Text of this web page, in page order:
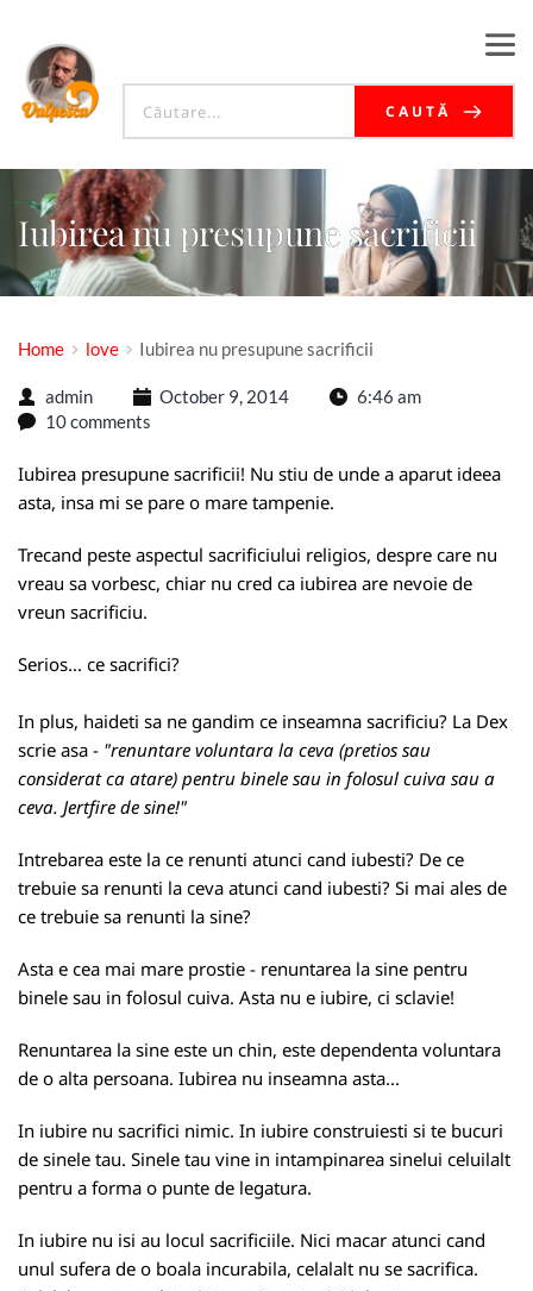
CAUTĂ
Iubirea nu presupune sacrificii
Home love Iubirea nu presupune sacrificii
admin October 9, 2014
6:46 am
10 comments
Iubirea presupune sacrificii! Nu stiu de unde a aparut ideea
asta, insa mi se pare o mare tampenie.
Trecand peste aspectul sacrificiului religios, despre care nu
vreau sa vorbesc, chiar nu cred ca iubirea are nevoie de
vreun sacrificiu.
Serios... ce sacrifici?
In plus, haideti sa ne gandim ce inseamna sacrificiu? La Dex
scrie asa - "renuntare voluntara la ceva (pretios sau
considerat ca atare) pentru binele sau in folosul cuiva sau a
ceva. Jertfire de sine!"
Intrebarea este la ce renunti atunci cand iubesti? De ce
trebuie sa renunti la ceva atunci cand iubesti? Si mai ales de
ce trebuie sa renunti la sine?
Asta e cea mai mare prostie - renuntarea la sine pentru
binele sau in folosul cuiva. Asta nu e iubire, ci sclavie!
Renuntarea la sine este un chin, este dependenta voluntara
de o alta persoana. Iubirea nu inseamna asta...
In iubire nu sacrifici nimic. In iubire construiesti si te bucuri
de sinele tau. Sinele tau vine in intampinarea sinelui celuilalt
pentru a forma o punte de legatura.
In iubire nu isi au locul sacrificiile. Nici macar atunci cand
unul sufera de o boala incurabila, celalalt nu se sacrifica.